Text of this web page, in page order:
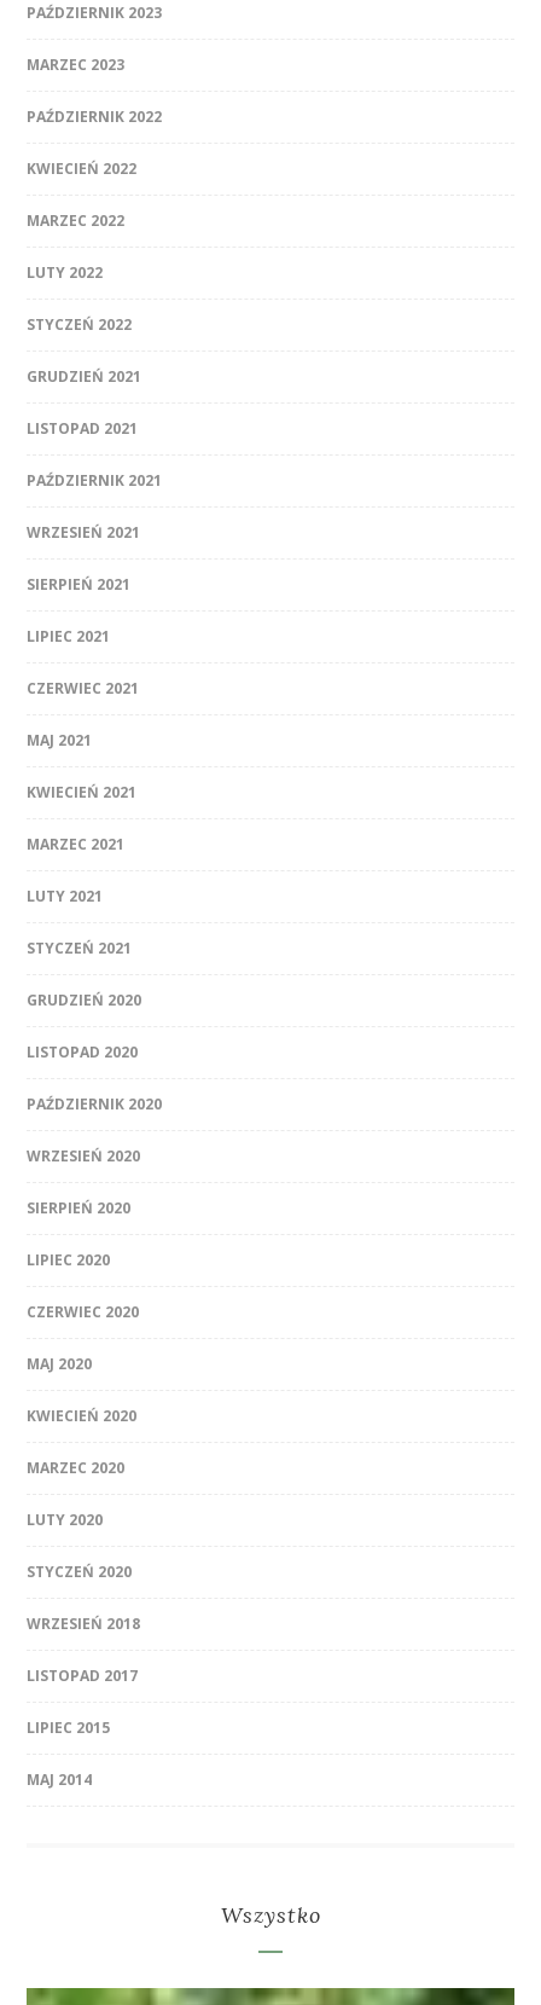
PAŹDZIERNIK 2023
MARZEC 2023
PAŹDZIERNIK 2022
KWIECIEŃ 2022
MARZEC 2022
LUTY 2022
STYCZEŃ 2022
GRUDZIEŃ 2021
LISTOPAD 2021
PAŹDZIERNIK 2021
WRZESIEŃ 2021
SIERPIEŃ 2021
LIPIEC 2021
CZERWIEC 2021
MAJ 2021
KWIECIEŃ 2021
MARZEC 2021
LUTY 2021
STYCZEŃ 2021
GRUDZIEŃ 2020
LISTOPAD 2020
PAŹDZIERNIK 2020
WRZESIEŃ 2020
SIERPIEŃ 2020
LIPIEC 2020
CZERWIEC 2020
MAJ 2020
KWIECIEŃ 2020
MARZEC 2020
LUTY 2020
STYCZEŃ 2020
WRZESIEŃ 2018
LISTOPAD 2017
LIPIEC 2015
MAJ 2014
Wszystko